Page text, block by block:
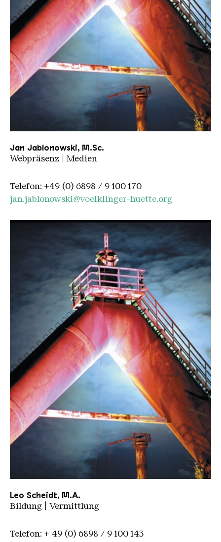
Platzhalter
Jan Jablonowski, M.Sc.
Webpräsenz | Medien
Telefon: +49 (0) 6898 / 9 100 170
jan.jablonowski@voelklinger-huette.org
Platzhalter
Leo Scheidt, M.A.
Bildung | Vermittlung
Telefon: + 49 (0) 6898 / 9 100 143